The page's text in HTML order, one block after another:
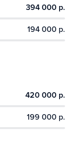
394 000 р.
194 000 р.
420 000 р.
199 000 р.